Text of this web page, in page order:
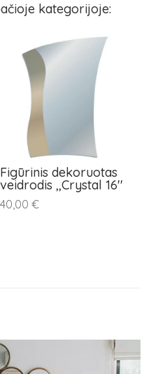
kategorijoje:
Figūrinis dekoruotas
veidrodis ,,Crystal 16''
40,00 €